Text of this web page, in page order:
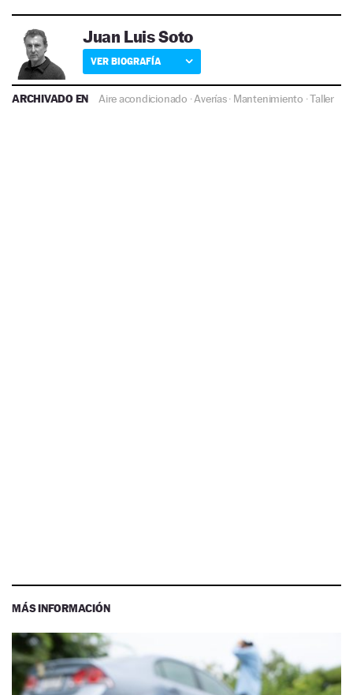
Juan Luis Soto
VER BIOGRAFÍA
ARCHIVADO EN Aire acondicionado ·Averías· Mantenimiento ·Taller
MÁS INFORMACIÓN